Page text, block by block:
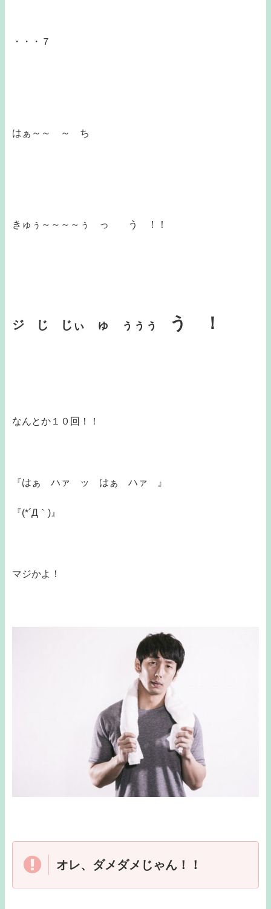
・・・７
はぁ～～ ～ ち
きゅぅ～～～～ぅ っ う ！！
ジ じ じぃ ゅ ぅぅぅ う ！
なんとか１０回！！
『はぁ ハァ ッ はぁ ハァ 』
『(*´Д｀)』
マジかよ！
オレ、ダメダメじゃん！！